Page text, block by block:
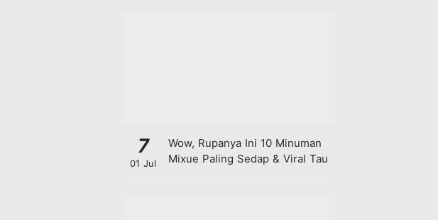
7
01 Jul
Wow, Rupanya Ini 10 Minuman
Mixue Paling Sedap & Viral Tau